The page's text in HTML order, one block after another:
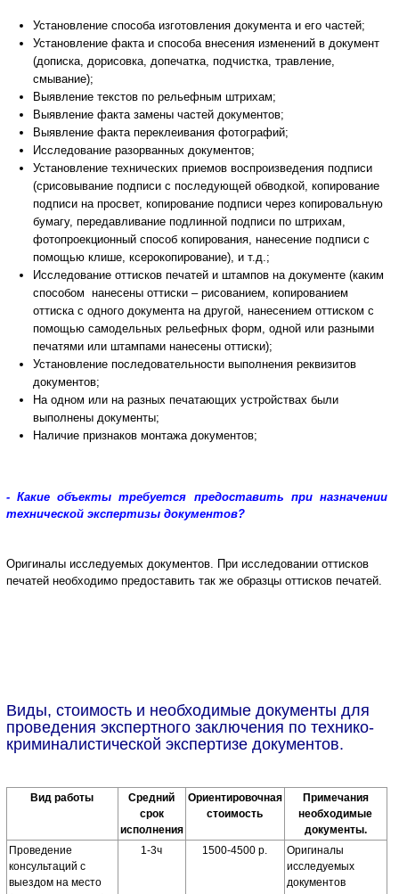
Установление способа изготовления документа и его частей;
Установление факта и способа внесения изменений в документ
(дописка, дорисовка, допечатка, подчистка, травление,
смывание);
Выявление текстов по рельефным штрихам;
Выявление факта замены частей документов;
Выявление факта переклеивания фотографий;
Исследование разорванных документов;
Установление технических приемов воспроизведения подписи
(срисовывание подписи с последующей обводкой, копирование
подписи на просвет, копирование подписи через копировальную
бумагу, передавливание подлинной подписи по штрихам,
фотопроекционный способ копирования, нанесение подписи с
помощью клише, ксерокопирование), и т.д.;
Исследование оттисков печатей и штампов на документе (каким
способом нанесены оттиски – рисованием, копированием
оттиска с одного документа на другой, нанесением оттиском с
помощью самодельных рельефных форм, одной или разными
печатями или штампами нанесены оттиски);
Установление последовательности выполнения реквизитов
документов;
На одном или на разных печатающих устройствах были
выполнены документы;
Наличие признаков монтажа документов;
- Какие объекты требуется предоставить при назначении
технической экспертизы документов?
Оригиналы исследуемых документов. При исследовании оттисков
печатей необходимо предоставить так же образцы оттисков печатей.
Виды, стоимость и необходимые документы для
проведения экспертного заключения по технико-
криминалистической экспертизе документов.
Вид работы
Средний
срок
исполнения
Ориентировочная
стоимость
Примечания
необходимые
документы.
Проведение
консультаций с
выездом на место
1-3ч 1500-4500 р.
Оригиналы
исследуемых
документов